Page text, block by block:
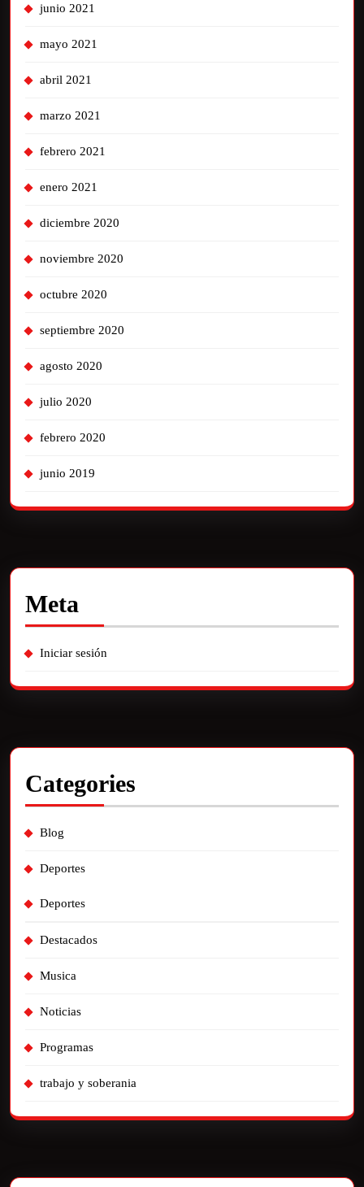
junio 2021
mayo 2021
abril 2021
marzo 2021
febrero 2021
enero 2021
diciembre 2020
noviembre 2020
octubre 2020
septiembre 2020
agosto 2020
julio 2020
febrero 2020
junio 2019
Meta
Iniciar sesión
Categories
Blog
Deportes
Deportes
Destacados
Musica
Noticias
Programas
trabajo y soberania